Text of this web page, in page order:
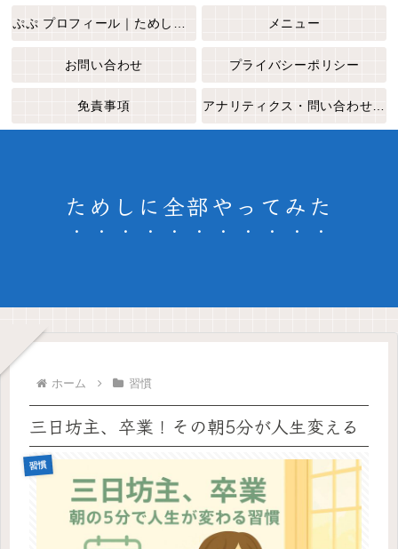
ためしに全部やってみた
ぷぷ プロフィール｜ためしに全部やってみた メニュー
お問い合わせ プライバシーポリシー
免責事項
ホーム 習慣
三日坊主、卒業！その朝5分が人生変える
習慣